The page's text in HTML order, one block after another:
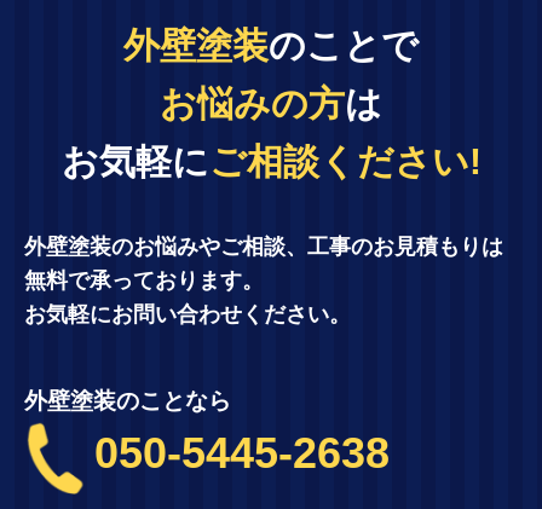
外壁塗装のことで
お悩みの方は
お気軽にご相談ください!
外壁塗装のお悩みやご相談、工事のお見積もりは
無料で承っております。
お気軽にお問い合わせください。
外壁塗装のことなら
050-5445-2638